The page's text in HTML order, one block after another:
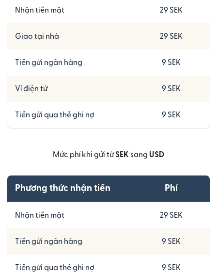
Nhận tiền mặt 29 SEK
Giao tại nhà 29 SEK
Tiền gửi ngân hàng 9 SEK
Ví điện tử 9 SEK
Tiền gửi qua thẻ ghi nợ 9 SEK
Mức phí khi gửi từSEK sang USD
Phương thức nhận tiền Phí
Nhận tiền mặt 29 SEK
Tiền gửi ngân hàng 9 SEK
Tiền gửi qua thẻ ghi nợ 9 SEK